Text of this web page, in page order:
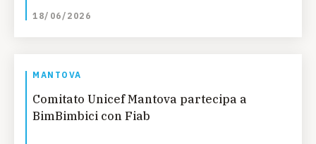
18/06/2026
MANTOVA
Comitato Unicef Mantova partecipa a
BimBimbici con Fiab